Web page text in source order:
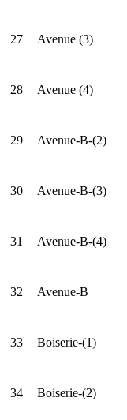
27 Avenue (3)
28 Avenue (4)
29 Avenue-B-(2)
30 Avenue-B-(3)
31 Avenue-B-(4)
32 Avenue-B
33 Boiserie-(1)
34 Boiserie-(2)